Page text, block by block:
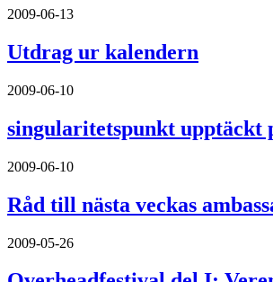
2009-06-13
Utdrag ur kalendern
2009-06-10
singularitetspunkt upptäckt
2009-06-10
Råd till nästa veckas
2009-05-26